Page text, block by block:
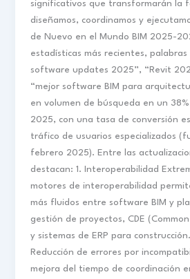
significativos que transformarán la
diseñamos, coordinamos y
de Nuevo en el Mundo BIM 2025-
estadísticas más recientes, palabras
software updates 2025”, “Revit
“mejor software BIM para
en volumen de búsqueda en un
2025, con una tasa de conversión
tráfico de usuarios especializados
febrero 2025). Entre las
destacan: 1. Interoperabilidad
motores de interoperabilidad
más fluidos entre software BIM y
gestión de proyectos, CDE
y sistemas de ERP para
Reducción de errores por
mejora del tiempo de coordinación